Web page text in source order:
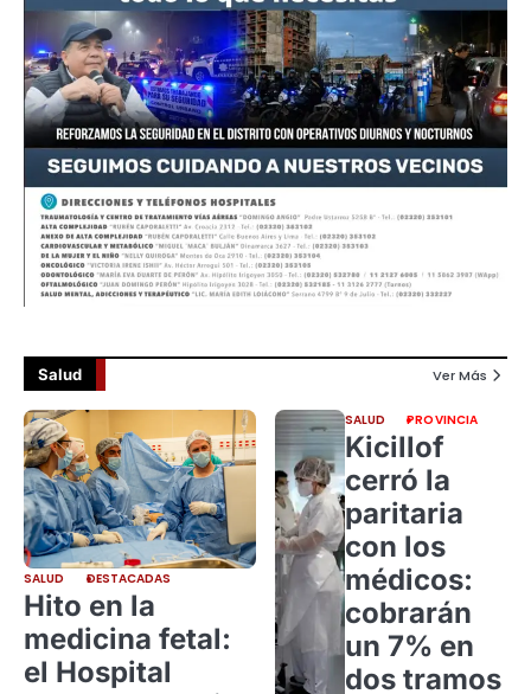
Salud Ver Más
SALUD DESTACADAS
Hito en la
medicina fetal:
el Hospital
SALUD PROVINCIA
Kicillof
cerró la
paritaria
con los
médicos:
cobrarán
un 7% en
dos tramos